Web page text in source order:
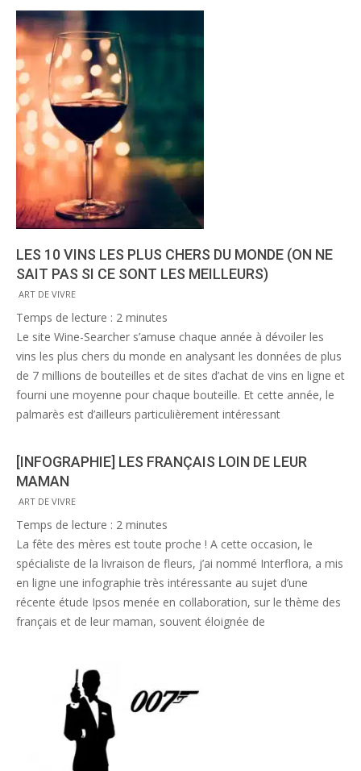
LES 10 VINS LES PLUS CHERS DU MONDE (ON NE
SAIT PAS SI CE SONT LES MEILLEURS)
2015-
06-
05
ART DE VIVRE
Temps de lecture : 2 minutes
Le site Wine-Searcher s’amuse chaque année à dévoiler les
vins les plus chers du monde en analysant les données de plus
de 7 millions de bouteilles et de sites d’achat de vins en ligne et
fourni une moyenne pour chaque bouteille. Et cette année, le
palmarès est d’ailleurs particulièrement intéressant
[INFOGRAPHIE] LES FRANÇAIS LOIN DE LEUR
MAMAN
2015-
05-
26
ART DE VIVRE
Temps de lecture : 2 minutes
La fête des mères est toute proche ! A cette occasion, le
spécialiste de la livraison de fleurs, j’ai nommé Interflora, a mis
en ligne une infographie très intéressante au sujet d’une
récente étude Ipsos menée en collaboration, sur le thème des
français et de leur maman, souvent éloignée de